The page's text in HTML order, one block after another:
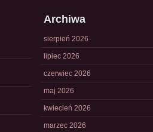
Archiwa
sierpień 2026
lipiec 2026
czerwiec 2026
maj 2026
kwiecień 2026
marzec 2026